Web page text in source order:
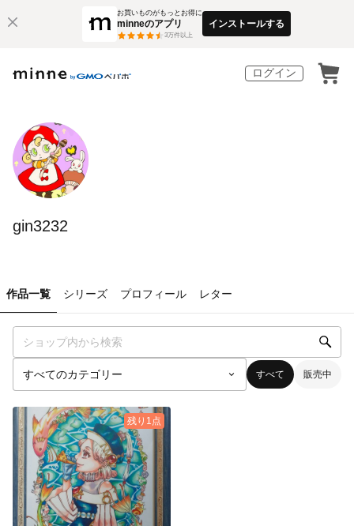
お買いものがもっとお得に
minneのアプリ
3万件以上
インストールする
ログイン
gin3232
作品一覧 シリーズ プロフィール レター
すべて 販売中
残り1点